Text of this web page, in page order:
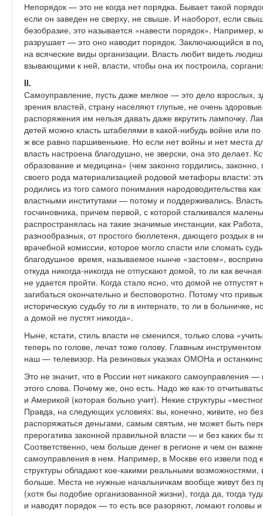
Непорядок — это не когда нет порядка. Бывает такой
если он заведен не сверху, не свыше. И наоборот, если
безобразие, это называется «навести порядок». Например,
разрушает — это оно наводит порядок. Заключающийся в
на всяческие виды организации. Власть любит видеть
взывающими к ней, власти, чтобы она их построила,
II.
Самоуправление, пусть даже мелкое — это дело взрослых,
зрения властей, страну населяют глупые, не очень
распоряжения им нельзя давать даже вкрутить лампочку.
детей можно класть штабелями в какой-нибудь войне или
ж все равно паршивенькие. Но если нет войны и нет места
власть настроена благодушно, не зверски, она это делает.
образование и медицина» (чем законно гордились,
своего рода материализацией родовой метафоры власти:
родились из того самого понимания народоводительства
властными институтами — потому и поддерживались.
госчиновника, причем первой, с которой сталкивался
распространялась на такие значимые инстанции, как
разнообразных, от простого бюллетеня, дающего роздых в
врачебной комиссии, которое могло спасти или сломать
благодушное время, называемое нынче «застоем»,
откуда никогда-никогда не отпускают домой, то ли как
не удается пройти. Когда стало ясно, что домой не
загибаться окончательно и бесповоротно. Потому что
историческую судьбу то ли в интернате, то ли в больничке,
а домой не пустят никогда».
Ныне, кстати, стиль власти не сменился, только слова
теперь по голове, лечат тоже голову. Главным
наш — телевизор. На резиновых указках ОМОНа и
Это не значит, что в России нет никакого самоуправления
этого слова. Почему же, оно есть. Надо же как-то
и Америкой (которая больно учит). Некие структуры
Правда, на следующих условиях: вы, конечно, живите, но
распоряжаться деньгами, самым святым, не может быть
прерогатива законной правильной власти — и без каких
Соответственно, чем больше денег в регионе и чем он
самоуправления в нем. Например, в Москве его извели под
структуры обладают кое-какими реальными
больше. Места не нужные начальничкам вообще живут без
(хотя бы подобие организованной жизни), тогда да, тогда
и наводят порядок — то есть все разоряют, ломают головы